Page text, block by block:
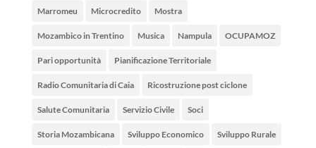
Marromeu Microcredito Mostra
Mozambico in Trentino Musica Nampula OCUPAMOZ
Pari opportunità Pianificazione Territoriale
Radio Comunitaria di Caia Ricostruzione post ciclone
Salute Comunitaria Servizio Civile Soci
Storia Mozambicana Sviluppo Economico Sviluppo Rurale